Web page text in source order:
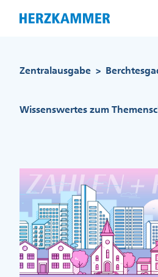
Zentralausgabe >
Wissenswertes zum